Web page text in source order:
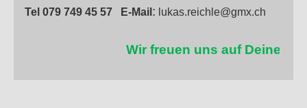
Tel 079 749 45 57
E-Mail : lukas.reichle@gmx.ch
Wir freuen uns auf Deine